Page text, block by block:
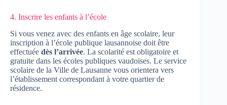
4. Inscrire les enfants à l’école
Si vous venez avec des enfants en âge scolaire, leur
inscription à l’école publique lausannoise doit être
effectuée dès l’arrivée. La scolarité est obligatoire et
gratuite dans les écoles publiques vaudoises. Le service
scolaire de la Ville de Lausanne vous orientera vers
l’établissement correspondant à votre quartier de
résidence.